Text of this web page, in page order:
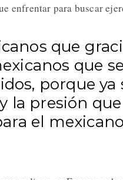
enfrentar para buscar
que
que
porque
la presión
el